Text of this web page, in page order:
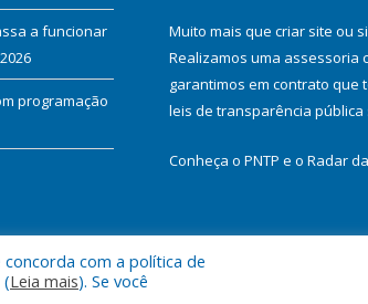
a funcionar
programação
Muito mais que criar site ou
Realizamos uma assessoria
garantimos em contrato que
leis de transparência pública
Conheça o PNTP e o Radar
Mapa do Site
com a política de
Leia mais). Se você